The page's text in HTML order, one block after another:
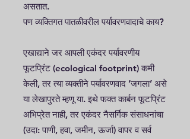
असतात.
पण व्यक्तिगत पातळीवरील पर्यावरणवादाचे काय?
एखाद्याने जर आपली एकंदर पर्यावरणीय
फूटप्रिंट (ecological footprint) कमी
केली, तर त्या व्यक्तीने पर्यावरणवाद ‘जगला’ असे
या लेखापुरते म्हणू या. इथे फक्त कार्बन फूटप्रिंट
अभिप्रेत नाही, तर एकंदर नैसर्गिक संसाधनांचा
(उदा: पाणी, हवा, जमीन, ऊर्जा) वापर व सर्व